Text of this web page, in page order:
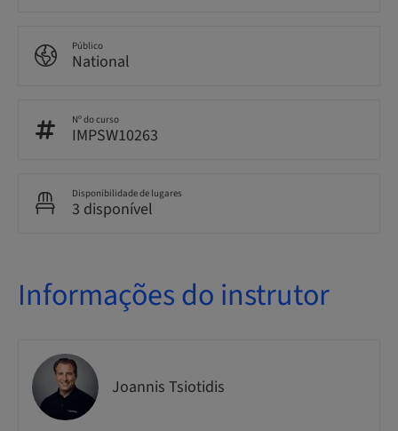
Público
National
Nº do curso
IMPSW10263
Disponibilidade de lugares
3 disponível
Informações do instrutor
Joannis Tsiotidis